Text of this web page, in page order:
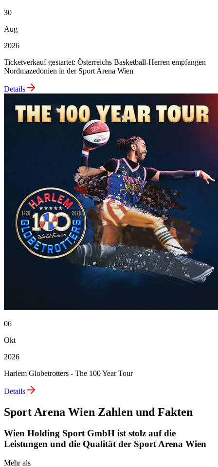
30
Aug
2026
Ticketverkauf gestartet: Österreichs Basketball-Herren empfangen
Nordmazedonien in der Sport Arena Wien
Details
06
Okt
2026
Harlem Globetrotters - The 100 Year Tour
Details
Sport Arena Wien Zahlen und Fakten
Wien Holding Sport GmbH ist stolz auf die
Leistungen und die Qualität der Sport Arena Wien
Mehr als